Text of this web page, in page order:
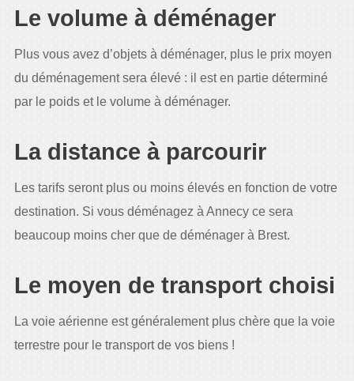
Le volume à déménager
Plus vous avez d’objets à déménager, plus le prix moyen
du déménagement sera élevé : il est en partie déterminé
par le poids et le volume à déménager.
La distance à parcourir
Les tarifs seront plus ou moins élevés en fonction de votre
destination. Si vous déménagez à Annecy ce sera
beaucoup moins cher que de déménager à Brest.
Le moyen de transport choisi
La voie aérienne est généralement plus chère que la voie
terrestre pour le transport de vos biens !